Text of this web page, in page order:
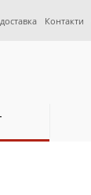
Контакти